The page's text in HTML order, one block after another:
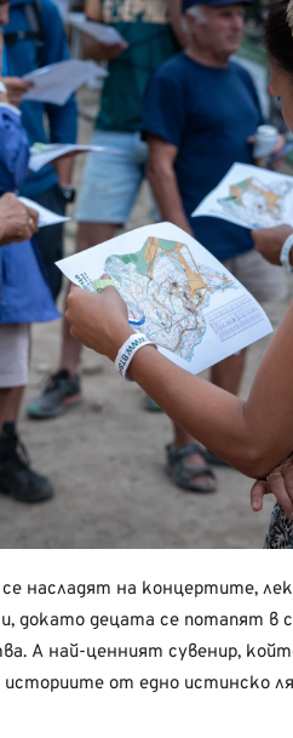
насладят на концертите,
докато децата се потапят в
А най-ценният сувенир,
от едно истинско